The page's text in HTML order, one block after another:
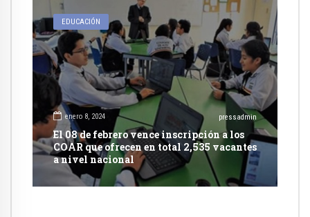
EDUCACIÓN
enero 8, 2024 pressadmin
El 08 de febrero vence inscripción a los
COAR que ofrecen en total 2,535 vacantes
a nivel nacional